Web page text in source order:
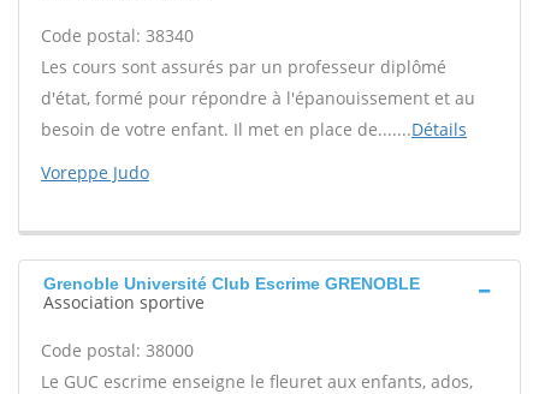
Code postal: 38340
Les cours sont assurés par un professeur diplômé
d'état, formé pour répondre à l'épanouissement et au
besoin de votre enfant. Il met en place de.......Détails
Voreppe Judo
Grenoble Université Club Escrime GRENOBLE
Association sportive
Code postal: 38000
Le GUC escrime enseigne le fleuret aux enfants, ados,